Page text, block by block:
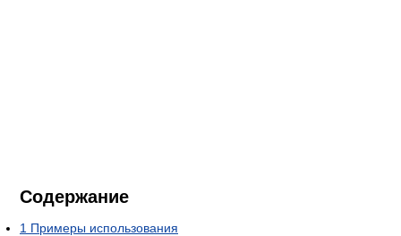
Содержание
1 Примеры использования